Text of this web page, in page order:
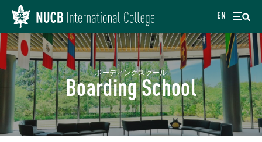
EN
ボーディングスクール
Boarding School